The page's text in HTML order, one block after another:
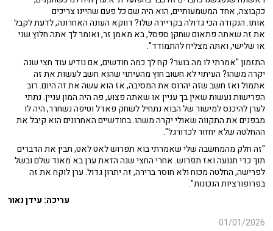
כקבוצה, אחד המשמעותיים, הוא היה שם כל פעם שהיינו צריכים
אותו. הנקודה הכי גדולה בקריירה שלו? דווקא העונה האחרונה, לדעת לקבל
את זה שאתה פתאום שחקן ספסל, בא מאמן זר, ואומר לך אתה חלוץ שני
או שלישי, ואתה מצליח להתמודד".
התזמון "אמרתי לו מה בוער? קח לך כמה חודשים, אם נודיע עוד חצי שנה
יקרה משהו? העיתוי לא חשוב חוץ מהעיתוי שהוא חשב לעשות את זה
אתמול ואז חשב שזה יהרוס את המסיבה, אז הוא עשה את זה היום. רוב
הפרישות נעשות שאין בך עניין או שאתה פצוע, פה היה המון עניין. נתתי
לערן להיכנס למישור של הבוא נתחיל לשחק פאדל וטיפה נשחרר, היה לו
מבפנים את התקווה שאולי יקרה משהו. בחודשיים האחרונים הוא קיבל את
ההחלטה שלא יחזור לכדורגל".
"זה חלק מהמחשבה שלי שאמרתי בוא תפרוש לאט לאט, תבין את הדברים
תוך כדי תנועה ואז תפרוש. אחרי החצי שנה הזאת ערן בא מאוד שלם ובשל
לפרישה, החלטה מכוח ולא חוסר ברירה, זה יתרון גדול. ערן לוקח את זה
בפרופורציות הנכונות".
עריכה: עידן נאור
01/01/2026